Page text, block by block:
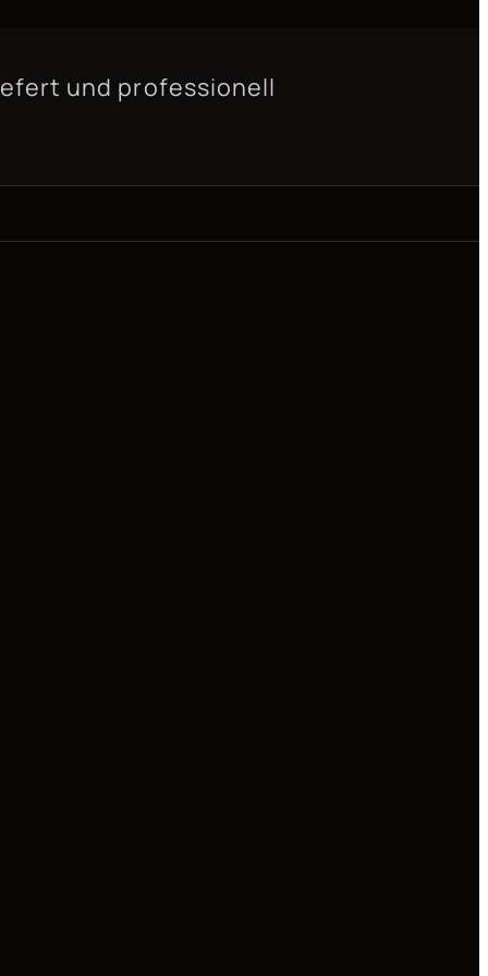
und professionell